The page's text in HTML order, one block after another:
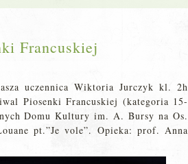
Francuskiej
uczennica Wiktoria Jurczyk kl. 2h
Piosenki Francuskiej (kategoria 15-
Domu Kultury im. A. Bursy na Os.
pt.”Je vole”. Opieka: prof. Anna